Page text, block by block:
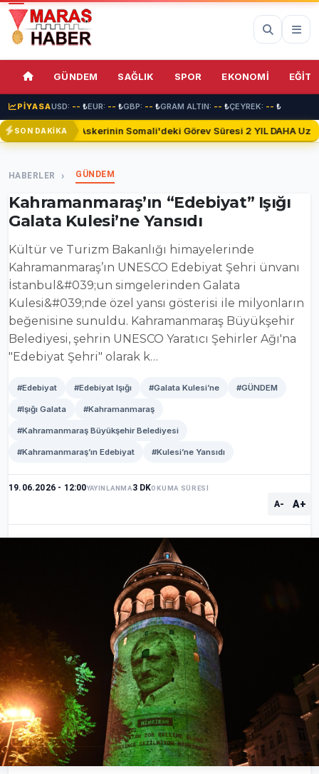
GÜNDEM SAĞLIK SPOR EKONOMİ
PİYASAUSD: -- ₺EUR: -- ₺GBP: -- ₺GRAM ALTIN: -- ₺ÇEYREK: -- ₺
SON DAKİKATürk Askerinin Somali'deki Görev Süresi 2 YIL DAHA
72%
HABERLER GÜNDEM
Kahramanmaraş’ın “Edebiyat” Işığı
Galata Kulesi’ne Yansıdı
Kültür ve Turizm Bakanlığı himayelerinde
Kahramanmaraş’ın UNESCO Edebiyat Şehri ünvanı
İstanbul&#039;un simgelerinden Galata
Kulesi&#039;nde özel yansı gösterisi ile milyonların
beğenisine sunuldu. Kahramanmaraş Büyükşehir
Belediyesi, şehrin UNESCO Yaratıcı Şehirler Ağı'na
"Edebiyat Şehri" olarak k…
#Edebiyat #Edebiyat Işığı #Galata Kulesi’ne #GÜNDEM
#Işığı Galata #Kahramanmaraş
#Kahramanmaraş Büyükşehir Belediyesi
#Kahramanmaraş’ın Edebiyat #Kulesi’ne Yansıdı
19.06.2026 - 12:00YAYINLANMA3 DKOKUMA SÜRESİ
A- A+